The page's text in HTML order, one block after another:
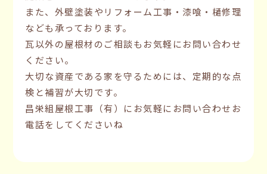
また、外壁塗装やリフォーム工事・漆喰・樋修理
なども承っております。
瓦以外の屋根材のご相談もお気軽にお問い合わせ
ください。
大切な資産である家を守るためには、定期的な点
検と補習が大切です。
昌栄組屋根工事（有）にお気軽にお問い合わせお
電話をしてくださいね